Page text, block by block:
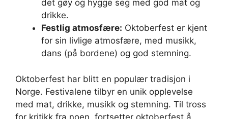
det gøy og hygge seg med god mat og
drikke.
Festlig atmosfære: Oktoberfest er kjent
for sin livlige atmosfære, med musikk,
dans (på bordene) og god stemning.
Oktoberfest har blitt en populær tradisjon i
Norge. Festivalene tilbyr en unik opplevelse
med mat, drikke, musikk og stemning. Til tross
for kritikk fra noen, fortsetter oktoberfest å